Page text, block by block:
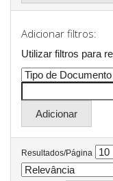
Adicionar filtros:
Utilizar filtros para
Resultados/Página